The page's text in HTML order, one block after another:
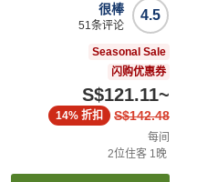
4.5
很棒
51条评论
Seasonal Sale
闪购优惠券
S$121.11~
S$142.48
14% 折扣
每间
2位住客 1晚